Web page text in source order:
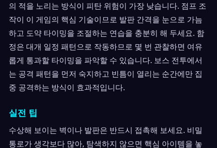
의 적을 노리는 방식이 피탄 위험이 가장 낮습니다. 점프 조
작이 이 게임의 핵심 기술이므로 발판 간격을 눈으로 가늠
하고 도약 타이밍을 조절하는 연습을 충분히 해 두세요. 함
정은 대개 일정 패턴으로 작동하므로 몇 번 관찰하면 여유
롭게 통과할 타이밍을 파악할 수 있습니다. 보스 전투에서
는 공격 패턴을 먼저 숙지하고 빈틈이 열리는 순간에만 집
중 공격하는 방식이 효과적입니다.
실전 팁
수상해 보이는 벽이나 발판은 반드시 접촉해 보세요. 비밀
통로가 생각보다 많아, 탐색하지 않으면 핵심 아이템을 놓